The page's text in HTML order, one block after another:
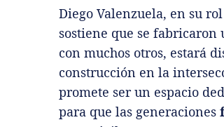
Diego Valenzuela, en su
sostiene que se fabricaron
con muchos otros, estará
construcción en la
promete ser un espacio
para que las generaciones